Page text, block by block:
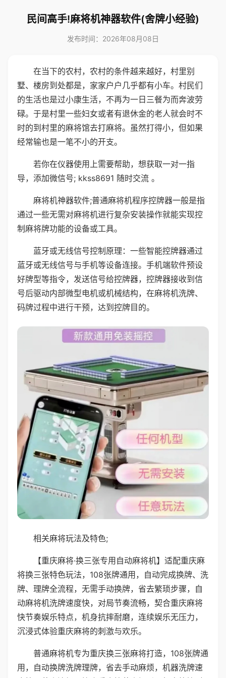
民间高手!麻将机神器软件(舍牌小经验)
发布时间：2026年08月08日
在当下的农村，农村的条件越来越好，村里别
墅、楼房到处都是，家家户户几乎都有小车。村民们
的生活也是过小康生活，不再为一日三餐为而奔波劳
碌。于是村里一些妇女或者有退休金的老人就会时不
时的到村里的麻将馆去打麻将。虽然打得小，但如果
经常输也是一笔不小的开支。
若你在仪器使用上需要帮助，想获取一对一指
导，添加微信号; kkss8691 随时交流 。
麻将机神器软件;普通麻将机程序控牌器一般是指
通过一些无需对麻将机进行复杂安装操作就能实现控
制麻将牌功能的设备或工具。
蓝牙或无线信号控制原理：一些智能控牌器通过
蓝牙或无线信号与手机等设备连接。手机端软件预设
好牌型等指令，发送信号给控牌器，控牌器接收到信
号后驱动内部微型电机或机械结构，在麻将机洗牌、
码牌过程中进行干预，达到控牌目的。
相关麻将玩法及特色;
【重庆麻将·换三张专用自动麻将机】适配重庆麻
将换三张特色玩法，108张牌通用，自动完成换牌、洗
牌、理牌全流程，无需手动换牌，省去繁琐步骤，自
动麻将机洗牌速度快，对局节奏流畅，契合重庆麻将
快节奏娱乐特点，机身抗摔耐磨，连续娱乐无压力，
沉浸式体验重庆麻将的刺激与欢乐。
普通麻将机专为重庆换三张麻将打造，108张牌通
用，自动换牌洗牌理牌，省去手动麻烦，机器洗牌速